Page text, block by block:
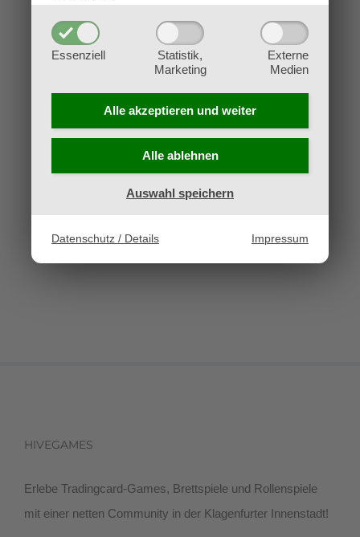
Essenziell
Statistik,
Marketing
Externe
Medien
Alle akzeptieren und weiter
Alle ablehnen
Auswahl speichern
Datenschutz / Details Impressum
hinzugefügt werden (die gibt es
kostenlos von uns).
Mit diesem Deck wird
anschließend ein reguläres
Turnier im 1-gegen-1-Modus
HIVEGAMES
Erlebe Tradingcard-Games, Brettspiele und Rollenspiele
mit einer netten Community in der Klagenfurter Innenstadt!